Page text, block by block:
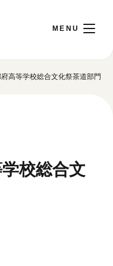
高等学校総合文化祭茶道部門
校総合文